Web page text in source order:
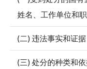
姓名、工作单位和职
(二) 违法事实和证据
(三) 处分的种类和依